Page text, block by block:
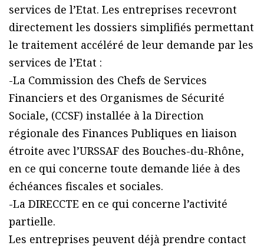
services de l’Etat. Les entreprises recevront
directement les dossiers simplifiés permettant
le traitement accéléré de leur demande par les
services de l’Etat :
-La Commission des Chefs de Services
Financiers et des Organismes de Sécurité
Sociale, (CCSF) installée à la Direction
régionale des Finances Publiques en liaison
étroite avec l’URSSAF des Bouches-du-Rhône,
en ce qui concerne toute demande liée à des
échéances fiscales et sociales.
-La DIRECCTE en ce qui concerne l’activité
partielle.
Les entreprises peuvent déjà prendre contact